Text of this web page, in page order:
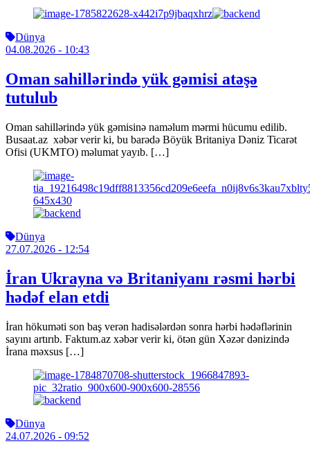
Dünya
04.08.2026 - 10:43
Oman sahillərində yük gəmisi atəşə
tutulub
Oman sahillərində yük gəmisinə naməlum mərmi hücumu edilib.
Busaat.az xəbər verir ki, bu barədə Böyük Britaniya Dəniz Ticarət
Ofisi (UKMTO) məlumat yayıb. […]
Dünya
27.07.2026 - 12:54
İran Ukrayna və Britaniyanı rəsmi hərbi
hədəf elan etdi
İran hökuməti son baş verən hadisələrdən sonra hərbi hədəflərinin
sayını artırıb. Faktum.az xəbər verir ki, ötən gün Xəzər dənizində
İrana məxsus […]
Dünya
24.07.2026 - 09:52